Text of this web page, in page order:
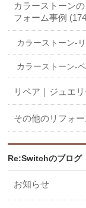
カラーストーン
フォーム事例
カラーストーン-
カラーストーン-
リペア｜ジュエ
その他のリフォ
Re:Switchのブログ
お知らせ